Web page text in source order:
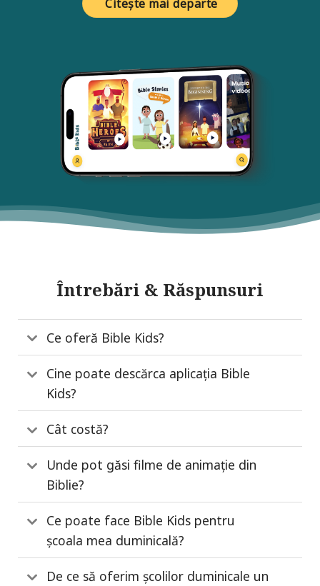
Citește mai departe
Întrebări & Răspunsuri
Ce oferă Bible Kids?
Cine poate descărca aplicația Bible
Kids?
Cât costă?
Unde pot găsi filme de animație din
Biblie?
Ce poate face Bible Kids pentru
școala mea duminicală?
De ce să oferim școlilor duminicale un